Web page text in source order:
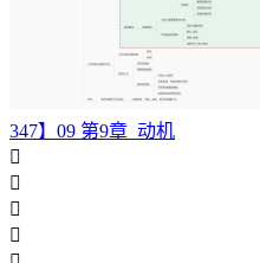
347】09 第9章 动机



